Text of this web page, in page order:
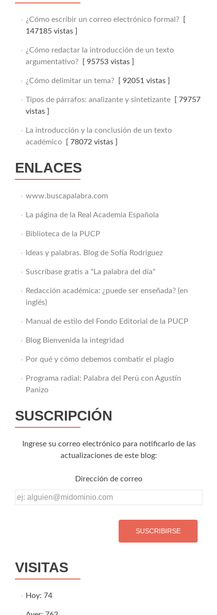
¿Cómo escribir un correo electrónico formal?[
147185 vistas ]
¿Cómo redactar la introducción de un texto
argumentativo?[ 95753 vistas ]
¿Cómo delimitar un tema?[ 92051 vistas ]
Tipos de párrafos: analizante y sintetizante[ 79757
vistas ]
La introducción y la conclusión de un texto
académico[ 78072 vistas ]
ENLACES
www.buscapalabra.com
La página de la Real Academia Española
Biblioteca de la PUCP
Ideas y palabras. Blog de Sofía Rodriguez
Suscríbase gratis a "La palabra del día"
Redacción académica: ¿puede ser enseñada? (en
inglés)
Manual de estilo del Fondo Editorial de la PUCP
Blog Bienvenida la integridad
Por qué y cómo debemos combatir el plagio
Programa radial: Palabra del Perú con Agustín
Panizo
SUSCRIPCIÓN
Ingrese su correo electrónico para notificarlo de las
actualizaciones de este blog:
Dirección de correo
Dirección
de
correo
VISITAS
Hoy: 74